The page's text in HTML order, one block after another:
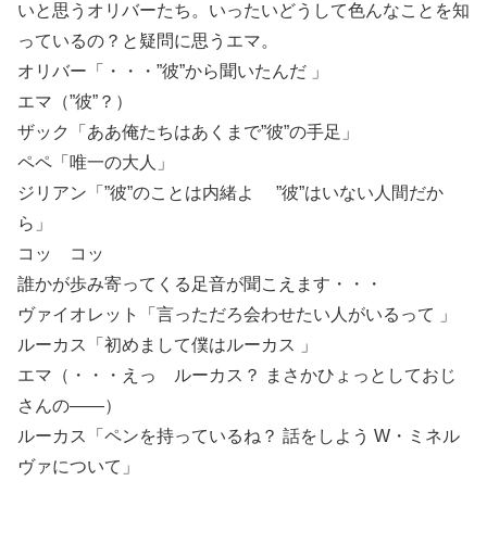
いと思うオリバーたち。いったいどうして色んなことを知
っているの？と疑問に思うエマ。
オリバー「・・・”彼”から聞いたんだ 」
エマ（”彼”？）
ザック「ああ俺たちはあくまで”彼”の手足」
ペペ「唯一の大人」
ジリアン「”彼”のことは内緒よ ”彼”はいない人間だか
ら」
コッ コッ
誰かが歩み寄ってくる足音が聞こえます・・・
ヴァイオレット「言っただろ会わせたい人がいるって 」
ルーカス「初めまして僕はルーカス 」
エマ（・・・えっ ルーカス？ まさかひょっとしておじ
さんの――）
ルーカス「ペンを持っているね？ 話をしよう W・ミネル
ヴァについて」